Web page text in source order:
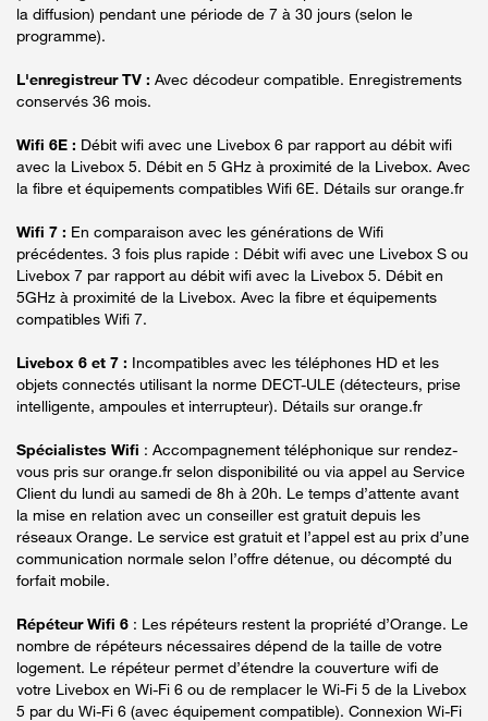
la diffusion) pendant une période de 7 à 30 jours (selon le
programme).
L'enregistreur TV : Avec décodeur compatible. Enregistrements
conservés 36 mois.
Wifi 6E : Débit wifi avec une Livebox 6 par rapport au débit wifi
avec la Livebox 5. Débit en 5 GHz à proximité de la Livebox. Avec
la fibre et équipements compatibles Wifi 6E. Détails sur orange.fr
Wifi 7 : En comparaison avec les générations de Wifi
précédentes. 3 fois plus rapide : Débit wifi avec une Livebox S ou
Livebox 7 par rapport au débit wifi avec la Livebox 5. Débit en
5GHz à proximité de la Livebox. Avec la fibre et équipements
compatibles Wifi 7.
Livebox 6 et 7 : Incompatibles avec les téléphones HD et les
objets connectés utilisant la norme DECT-ULE (détecteurs, prise
intelligente, ampoules et interrupteur). Détails sur orange.fr
Spécialistes Wifi : Accompagnement téléphonique sur rendez-
vous pris sur orange.fr selon disponibilité ou via appel au Service
Client du lundi au samedi de 8h à 20h. Le temps d’attente avant
la mise en relation avec un conseiller est gratuit depuis les
réseaux Orange. Le service est gratuit et l’appel est au prix d’une
communication normale selon l’offre détenue, ou décompté du
forfait mobile.
Répéteur Wifi 6 : Les répéteurs restent la propriété d’Orange. Le
nombre de répéteurs nécessaires dépend de la taille de votre
logement. Le répéteur permet d’étendre la couverture wifi de
votre Livebox en Wi-Fi 6 ou de remplacer le Wi-Fi 5 de la Livebox
5 par du Wi-Fi 6 (avec équipement compatible). Connexion Wi-Fi